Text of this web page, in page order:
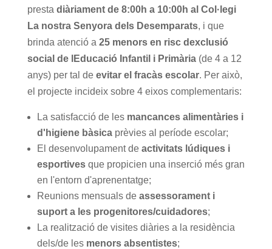
presta diàriament de 8:00h a 10:00h al Col·legi
La nostra Senyora dels Desemparats, i que
brinda atenció a 25 menors en risc dexclusió
social de lEducació Infantil i Primària(de 4 a 12
anys) per tal de evitar el fracàs escolar. Per això,
el projecte incideix sobre 4 eixos complementaris:
La satisfacció de les mancances alimentàries i
d'higiene bàsicaprèvies al període escolar;
El desenvolupament de activitats lúdiques i
esportivesque propicien una inserció més gran
en l'entorn d'aprenentatge;
Reunions mensuals de assessorament i
suport a les progenitores/cuidadores;
La realització de visites diàries a la residència
dels/de les menors absentistes;